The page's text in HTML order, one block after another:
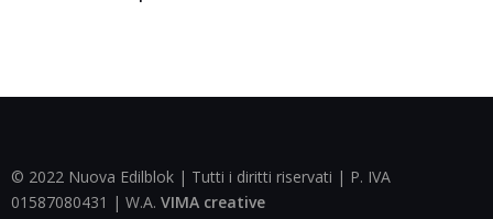
© 2022 Nuova Edilblok | Tutti i diritti riservati | P. IVA
01587080431 | W.A. VIMA creative